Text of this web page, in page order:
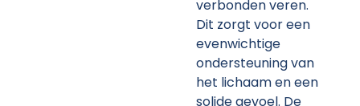
verbonden veren.
Dit zorgt voor een
evenwichtige
ondersteuning van
het lichaam en een
solide gevoel. De